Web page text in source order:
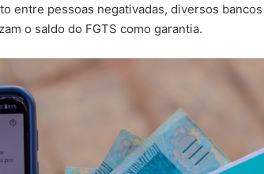
entre pessoas negativadas, diversos
o saldo do FGTS como garantia.